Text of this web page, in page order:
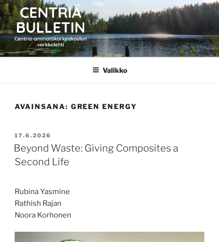
Siirry
sisältöön
CENTRIA BULLETIN
Valikko
AVAINSANA: GREEN ENERGY
JULKAISTU
17.6.2026
Beyond Waste: Giving Composites a
Second Life
Rubina Yasmine
Rathish Rajan
Noora Korhonen